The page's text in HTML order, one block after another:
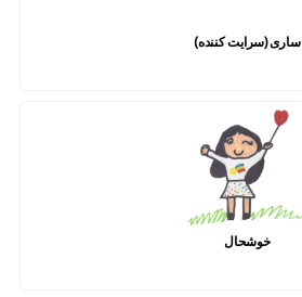
ساری (سرایت کننده)
خوشحال